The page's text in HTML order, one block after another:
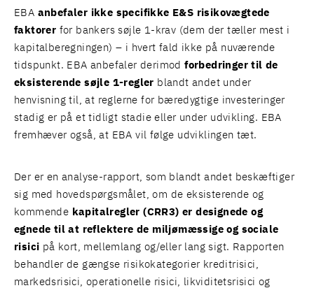
EBA anbefaler ikke specifikke E&S risikovægtede
faktorer for bankers søjle 1-krav (dem der tæller mest i
kapitalberegningen) – i hvert fald ikke på nuværende
tidspunkt. EBA anbefaler derimodforbedringer til de
eksisterende søjle 1-regler blandt andet under
henvisning til, at reglerne for bæredygtige investeringer
stadig er på et tidligt stadie eller under udvikling. EBA
fremhæver også, at EBA vil følge udviklingen tæt.
Der er en analyse-rapport, som blandt andet beskæftiger
sig med hovedspørgsmålet, om de eksisterende og
kommende kapitalregler (CRR3) er designede og
egnede til at reflektere de miljømæssige og sociale
risici på kort, mellemlang og/eller lang sigt. Rapporten
behandler de gængse risikokategorier kreditrisici,
markedsrisici, operationelle risici, likviditetsrisici og